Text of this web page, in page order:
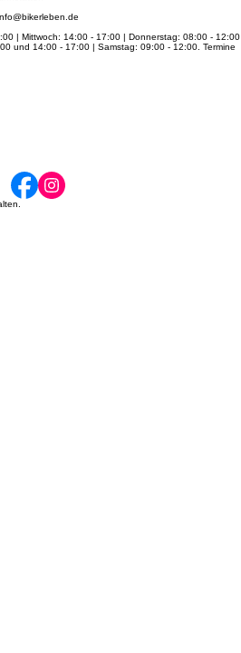
| Mittwoch: 14:00 - 17:00 | Donnerstag: 08:00 - 12:00
und 14:00 - 17:00 | Samstag: 09:00 - 12:00. Termine